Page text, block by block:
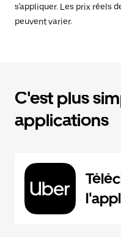
s'appliquer. Les prix réels
peuvent varier.
C'est plus
applications